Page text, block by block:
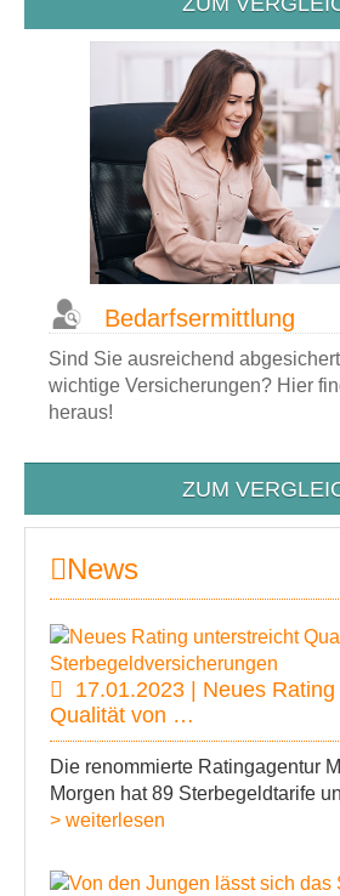
Bedarfsermittlung
Sind Sie ausreichend
wichtige Versicherungen? Hier
heraus!
ZUM
News
17.01.2023 | Neues
Qualität von …
Die renommierte Ratingagentur
Morgen hat 89 Sterbegeldtarife
> weiterlesen